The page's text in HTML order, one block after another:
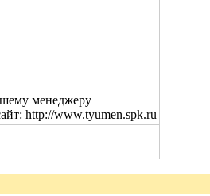
менеджеру
http://www.tyumen.spk.ru